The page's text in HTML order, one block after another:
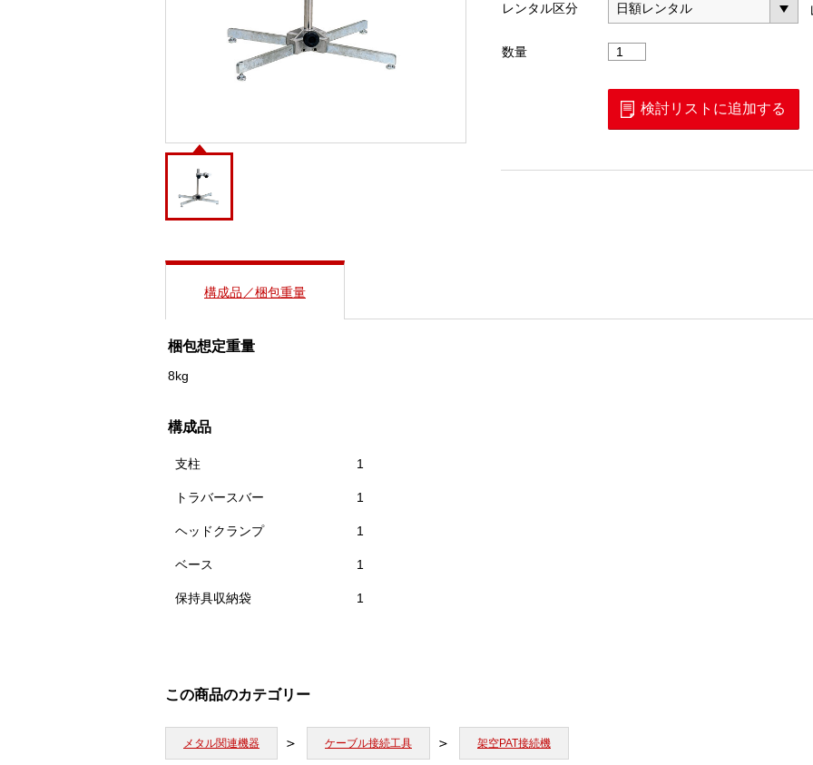
レンタル区分
数量
架
PAT
上
検討リストに追加する
構成品／梱包重量
梱包想定重量
8kg
構成品
支柱 1
トラバースバー 1
ヘッドクランプ 1
ベース 1
保持具収納袋 1
この商品のカテゴリー
メタル関連機器 ケーブル接続工具 架空PAT接続機